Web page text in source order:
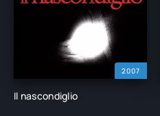
2007
Il nascondiglio